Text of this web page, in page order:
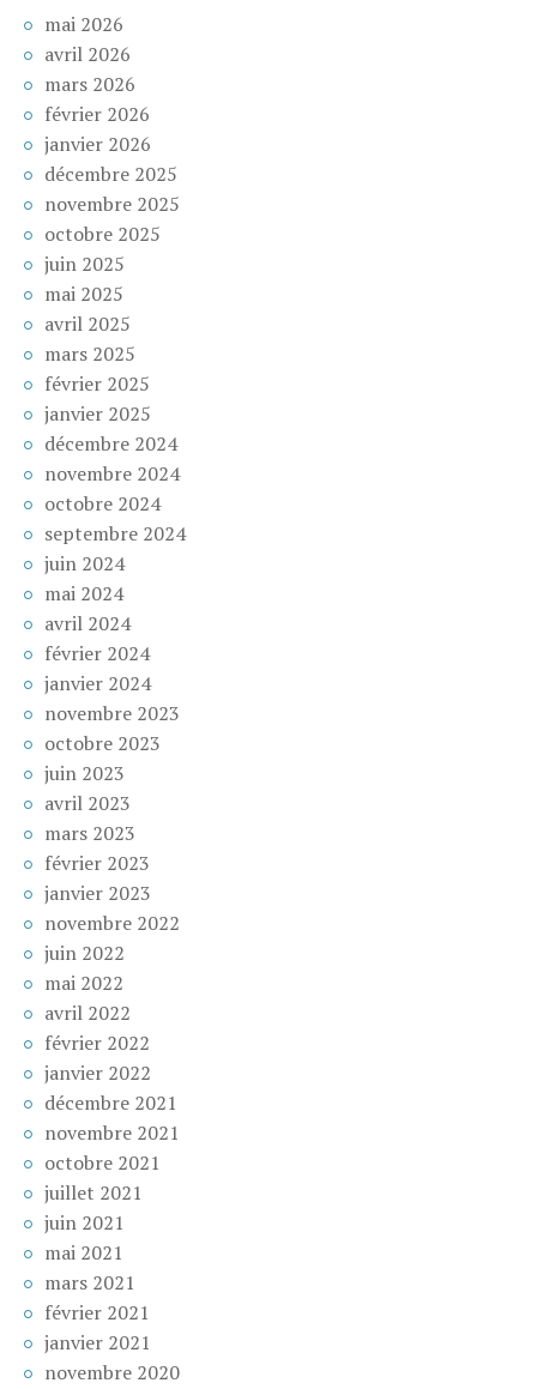
mai 2026
avril 2026
mars 2026
février 2026
janvier 2026
décembre 2025
novembre 2025
octobre 2025
juin 2025
mai 2025
avril 2025
mars 2025
février 2025
janvier 2025
décembre 2024
novembre 2024
octobre 2024
septembre 2024
juin 2024
mai 2024
avril 2024
février 2024
janvier 2024
novembre 2023
octobre 2023
juin 2023
avril 2023
mars 2023
février 2023
janvier 2023
novembre 2022
juin 2022
mai 2022
avril 2022
février 2022
janvier 2022
décembre 2021
novembre 2021
octobre 2021
juillet 2021
juin 2021
mai 2021
mars 2021
février 2021
janvier 2021
novembre 2020